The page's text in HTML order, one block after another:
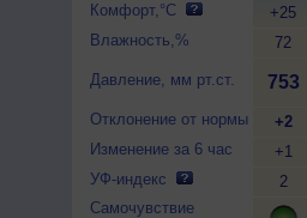
Комфорт,°C
Влажность,%
Давление, мм рт.ст.
Отклонение от нормы
Изменение за 6 час
УФ-индекс
Самочувствие
+25
72
753
+2
+1
2